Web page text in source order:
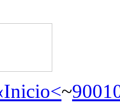
<~900